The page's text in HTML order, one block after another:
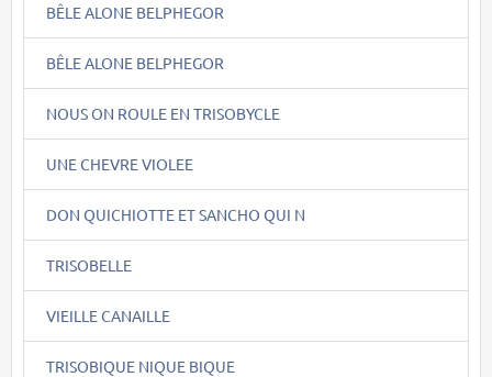
BÊLE ALONE BELPHEGOR
BÊLE ALONE BELPHEGOR
NOUS ON ROULE EN TRISOBYCLE
UNE CHEVRE VIOLEE
DON QUICHIOTTE ET SANCHO QUI N
TRISOBELLE
VIEILLE CANAILLE
TRISOBIQUE NIQUE BIQUE